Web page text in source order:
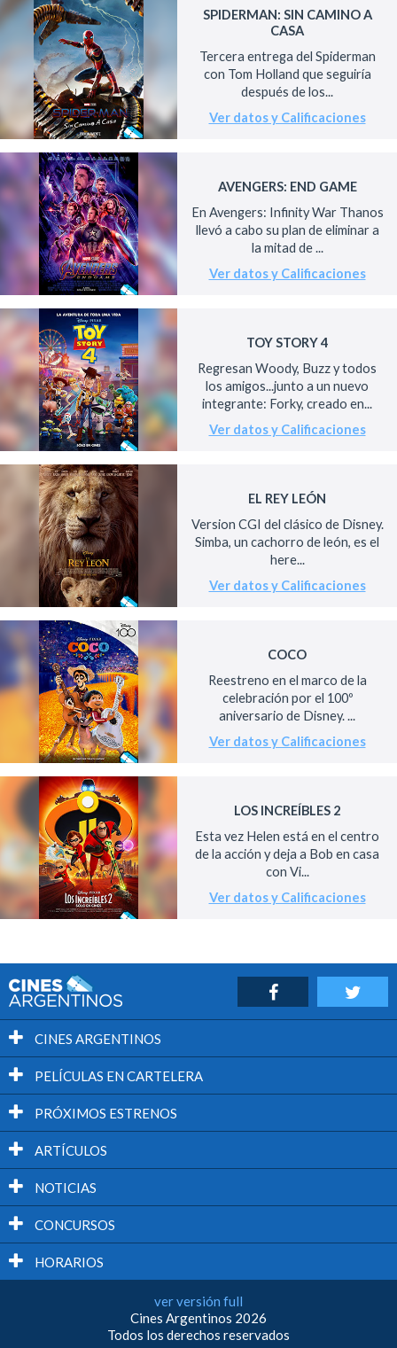
SPIDERMAN: SIN CAMINO A
CASA
Tercera entrega del Spiderman
con Tom Holland que seguiría
después de los...
Ver datos y Calificaciones
AVENGERS: END GAME
En Avengers: Infinity War Thanos
llevó a cabo su plan de eliminar a
la mitad de ...
Ver datos y Calificaciones
TOY STORY 4
Regresan Woody, Buzz y todos
los amigos...junto a un nuevo
integrante: Forky, creado en...
Ver datos y Calificaciones
EL REY LEÓN
Version CGI del clásico de Disney.
Simba, un cachorro de león, es el
here...
Ver datos y Calificaciones
COCO
Reestreno en el marco de la
celebración por el 100º
aniversario de Disney. ...
Ver datos y Calificaciones
LOS INCREÍBLES 2
Esta vez Helen está en el centro
de la acción y deja a Bob en casa
con Vi...
Ver datos y Calificaciones
CINES ARGENTINOS
PELÍCULAS EN CARTELERA
PRÓXIMOS ESTRENOS
ARTÍCULOS
NOTICIAS
CONCURSOS
HORARIOS
ver versión full
Cines Argentinos 2026
Todos los derechos reservados